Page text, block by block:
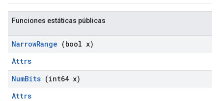
Funciones estáticas públicas
NarrowRange (bool x)
Attrs
NumBits (int64 x)
Attrs